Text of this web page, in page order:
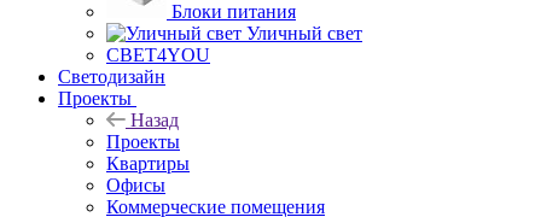
Блоки питания
Уличный свет
СВЕТ4YOU
Светодизайн
Проекты
Назад
Проекты
Квартиры
Офисы
Коммерческие помещения